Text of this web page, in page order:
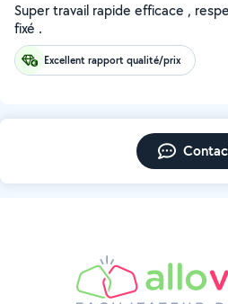
Super travail rapide efficace ,
fixé .
Excellent rapport qualité/prix